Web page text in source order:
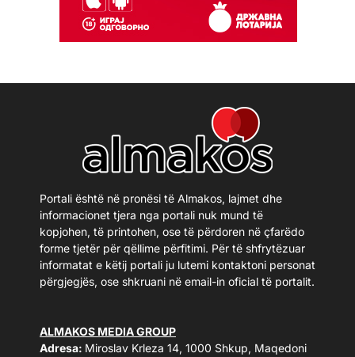
Portali është në pronësi të Almakos, lajmet dhe
informacionet tjera nga portali nuk mund të
kopjohen, të printohen, ose të përdoren në çfarëdo
forme tjetër për qëllime përfitimi. Për të shfrytëzuar
informatat e këtij portali ju lutemi kontaktoni personat
përgjegjës, ose shkruani në email-in oficial të portalit.
ALMAKOS MEDIA GROUP
Adresa: Miroslav Krleza 14, 1000 Shkup, Maqedoni